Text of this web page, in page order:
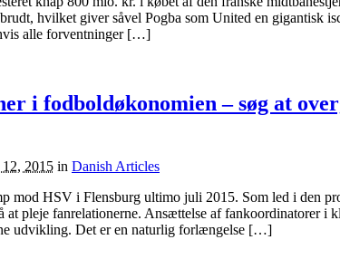
hvilket giver såvel Pogba som United en gigantisk
alle forventninger […]
i fodboldøkonomien – søg at
2015 in Danish Articles
mod HSV i Flensburg ultimo juli 2015. Som led i den
at pleje fanrelationerne. Ansættelse af fankoordinatorer i
udvikling. Det er en naturlig forlængelse […]